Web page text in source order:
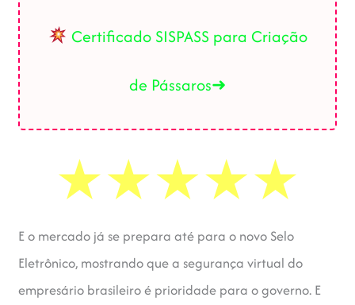
Certificado SISPASS para Criação
de Pássaros➜
E o mercado já se prepara até para o novo Selo
Eletrônico, mostrando que a segurança virtual do
empresário brasileiro é prioridade para o governo. E